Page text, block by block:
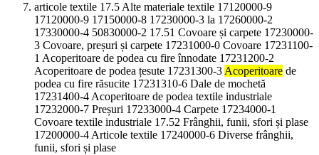
articole textile 17.5 Alte materiale textile 17120000-9
17120000-9 17150000-8 17230000-3 la 17260000-2
17330000-4 50830000-2 17.51 Covoare și carpete 17230000-
3 Covoare, preșuri și carpete 17231000-0 Covoare 17231100-
1 Acoperitoare de podea cu fire înnodate 17231200-2
Acoperitoare de podea țesute 17231300-3Acoperitoare de
podea cu fire răsucite 17231310-6 Dale de mochetă
17231400-4 Acoperitoare de podea textile industriale
17232000-7 Preșuri 17233000-4 Carpete 17234000-1
Covoare textile industriale 17.52 Frânghii, funii, sfori și plase
17200000-4 Articole textile 17240000-6 Diverse frânghii,
funii, sfori și plase